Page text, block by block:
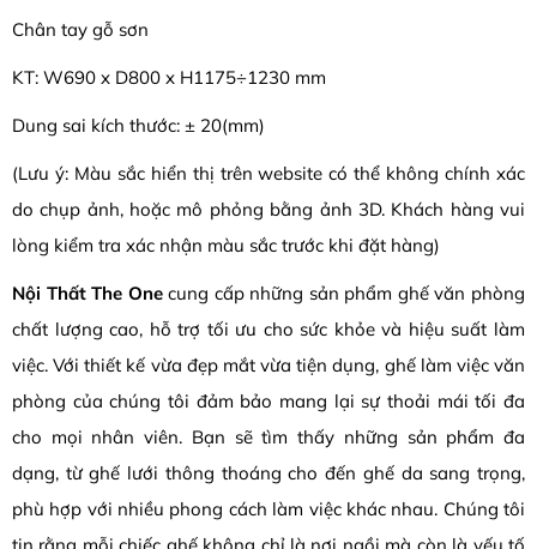
Chân tay gỗ sơn
KT: W690 x D800 x H1175÷1230 mm
Dung sai kích thước: ± 20(mm)
(Lưu ý: Màu sắc hiển thị trên website có thể không chính xác
do chụp ảnh, hoặc mô phỏng bằng ảnh 3D. Khách hàng vui
lòng kiểm tra xác nhận màu sắc trước khi đặt hàng)
Nội Thất The Onecung cấp những sản phẩm ghế văn phòng
chất lượng cao, hỗ trợ tối ưu cho sức khỏe và hiệu suất làm
việc. Với thiết kế vừa đẹp mắt vừa tiện dụng, ghế làm việc văn
phòng của chúng tôi đảm bảo mang lại sự thoải mái tối đa
cho mọi nhân viên. Bạn sẽ tìm thấy những sản phẩm đa
dạng, từ ghế lưới thông thoáng cho đến ghế da sang trọng,
phù hợp với nhiều phong cách làm việc khác nhau. Chúng tôi